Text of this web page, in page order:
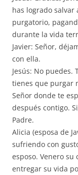
has logrado salvar
purgatorio,
durante la vida
Javier: Señor,
con ella.
Jesús: No puedes.
tienes que purgar
Señor donde te
después contigo.
Padre.
Alicia (esposa de
sufriendo con
esposo. Venero
entregar su vida